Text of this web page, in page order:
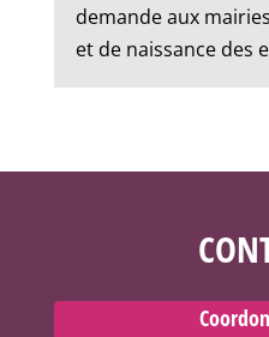
demande aux
et de naissance des